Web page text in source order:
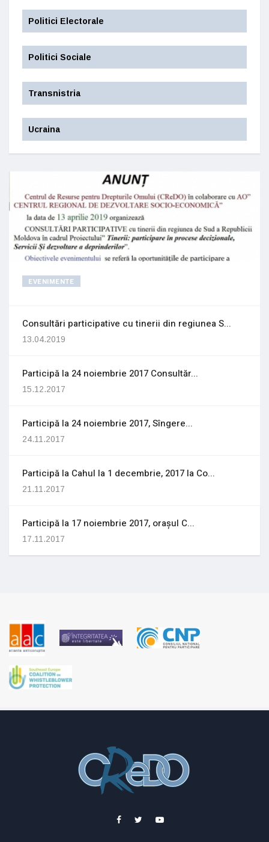
Politici Electorale
Politici Sociale
Transnistria
Ucraina
EVENIMENTE
Consultări participative cu tinerii din regiunea S...
13.04.2019
Participă la 24 noiembrie 2017 Consultăr...
15.12.2017
Participă la 24 noiembrie 2017, Sîngere...
24.11.2017
Participă la Cahul la 1 decembrie, 2017 la Co...
21.11.2017
Participă la 17 noiembrie 2017, orașul C...
17.11.2017